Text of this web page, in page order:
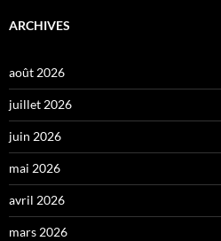
ARCHIVES
août 2026
juillet 2026
juin 2026
mai 2026
avril 2026
mars 2026